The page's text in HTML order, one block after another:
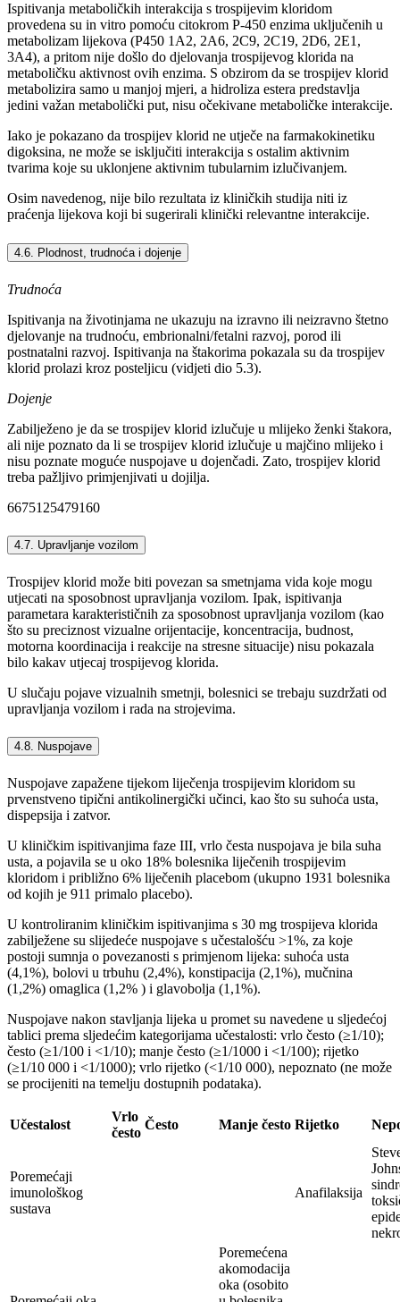
Ispitivanja metaboličkih interakcija s trospijevim kloridom
provedena su in vitro pomoću citokrom P-450 enzima uključenih u
metabolizam lijekova (P450 1A2, 2A6, 2C9, 2C19, 2D6, 2E1,
3A4), a pritom nije došlo do djelovanja trospijevog klorida na
metaboličku aktivnost ovih enzima. S obzirom da se trospijev klorid
metabolizira samo u manjoj mjeri, a hidroliza estera predstavlja
jedini važan metabolički put, nisu očekivane metaboličke interakcije.
Iako je pokazano da trospijev klorid ne utječe na farmakokinetiku
digoksina, ne može se isključiti interakcija s ostalim aktivnim
tvarima koje su uklonjene aktivnim tubularnim izlučivanjem.
Osim navedenog, nije bilo rezultata iz kliničkih studija niti iz
praćenja lijekova koji bi sugerirali klinički relevantne interakcije.
4.6. Plodnost, trudnoća i dojenje
Trudnoća
Ispitivanja na životinjama ne ukazuju na izravno ili neizravno štetno
djelovanje na trudnoću, embrionalni/fetalni razvoj, porod ili
postnatalni razvoj. Ispitivanja na štakorima pokazala su da trospijev
klorid prolazi kroz posteljicu (vidjeti dio 5.3).
Dojenje
Zabilježeno je da se trospijev klorid izlučuje u mlijeko ženki štakora,
ali nije poznato da li se trospijev klorid izlučuje u majčino mlijeko i
nisu poznate moguće nuspojave u dojenčadi. Zato, trospijev klorid
treba pažljivo primjenjivati u dojilja.
6675125479160
4.7. Upravljanje vozilom
Trospijev klorid može biti povezan sa smetnjama vida koje mogu
utjecati na sposobnost upravljanja vozilom. Ipak, ispitivanja
parametara karakterističnih za sposobnost upravljanja vozilom (kao
što su preciznost vizualne orijentacije, koncentracija, budnost,
motorna koordinacija i reakcije na stresne situacije) nisu pokazala
bilo kakav utjecaj trospijevog klorida.
U slučaju pojave vizualnih smetnji, bolesnici se trebaju suzdržati od
upravljanja vozilom i rada na strojevima.
4.8. Nuspojave
Nuspojave zapažene tijekom liječenja trospijevim kloridom su
prvenstveno tipični antikolinergički učinci, kao što su suhoća usta,
dispepsija i zatvor.
U kliničkim ispitivanjima faze III, vrlo česta nuspojava je bila suha
usta, a pojavila se u oko 18% bolesnika liječenih trospijevim
kloridom i približno 6% liječenih placebom (ukupno 1931 bolesnika
od kojih je 911 primalo placebo).
U kontroliranim kliničkim ispitivanjima s 30 mg trospijeva klorida
zabilježene su slijedeće nuspojave s učestalošću >1%, za koje
postoji sumnja o povezanosti s primjenom lijeka: suhoća usta
(4,1%), bolovi u trbuhu (2,4%), konstipacija (2,1%), mučnina
(1,2%) omaglica (1,2% ) i glavobolja (1,1%).
Nuspojave nakon stavljanja lijeka u promet su navedene u sljedećoj
tablici prema sljedećim kategorijama učestalosti: vrlo često (≥1/10);
često (≥1/100 i <1/10); manje često (≥1/1000 i <1/100); rijetko
(≥1/10 000 i <1/1000); vrlo rijetko (<1/10 000), nepoznato (ne može
se procijeniti na temelju dostupnih podataka).
Učestalost
Vrlo
često
Često Manje često Rijetko
Poremećaji
imunološkog
sustava
Anafilaksija
Poremećena
akomodacija
oka (osobito